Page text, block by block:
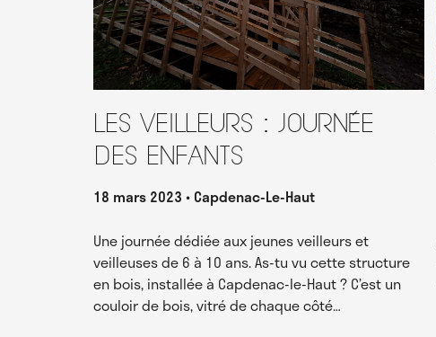
Les Veilleurs : journée
des enfants
18 mars 2023 Capdenac-Le-Haut
Une journée dédiée aux jeunes veilleurs et
veilleuses de 6 à 10 ans. As-tu vu cette structure
en bois, installée à Capdenac-le-Haut ? C’est un
couloir de bois, vitré de chaque côté…